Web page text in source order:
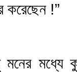
করেছেন !”
মধ্যে